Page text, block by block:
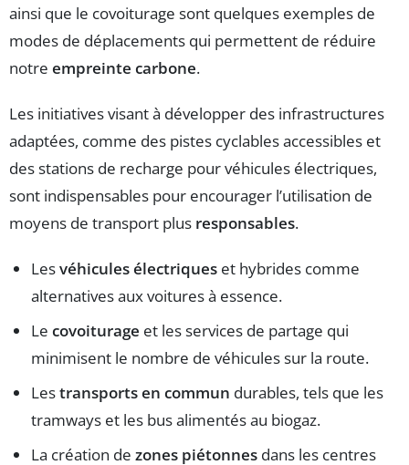
ainsi que le covoiturage sont quelques exemples de
modes de déplacements qui permettent de réduire
notre empreinte carbone.
Les initiatives visant à développer des infrastructures
adaptées, comme des pistes cyclables accessibles et
des stations de recharge pour véhicules électriques,
sont indispensables pour encourager l’utilisation de
moyens de transport plus responsables.
Lesvéhicules électriques et hybrides comme
alternatives aux voitures à essence.
Le covoiturage et les services de partage qui
minimisent le nombre de véhicules sur la route.
Lestransports en commun durables, tels que les
tramways et les bus alimentés au biogaz.
La création de zones piétonnes dans les centres